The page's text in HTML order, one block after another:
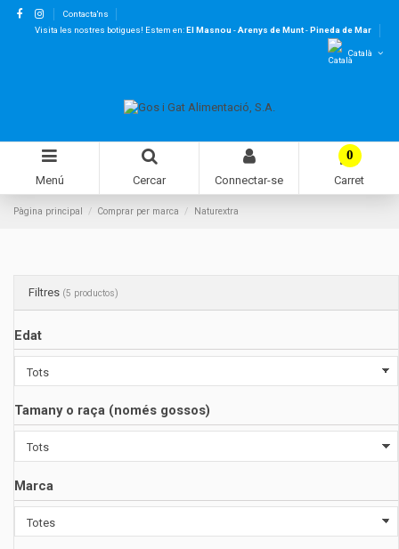
Contacta'ns
Visita les nostres botigues! Estem en:El Masnou-Arenys de Munt-Pineda de Mar
Català
Menú Cercar Connectar-se
0
Carret
Pàgina principal Comprar per marca Naturextra
Filtres (5 productos)
Edat
Tamany o raça (només gossos)
Marca